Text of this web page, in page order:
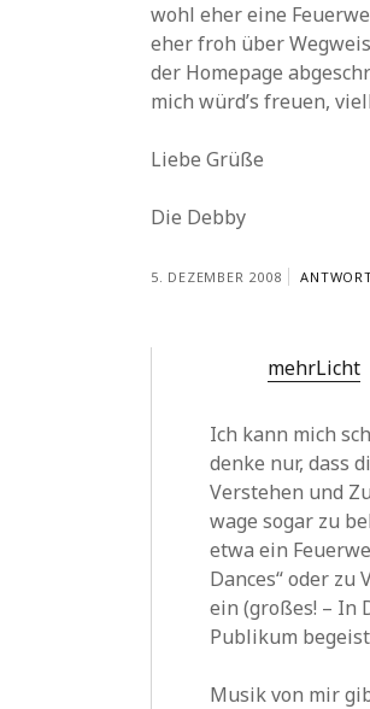
wohl eher eine
eher froh über
der Homepage
mich würd’s freuen,
Liebe Grüße
Die Debby
5. DEZEMBER 2008
mehrLicht
Ich kann mich
denke nur, dass
Verstehen und
wage sogar zu
etwa ein
Dances“ oder zu
ein (großes! – In
Publikum
Musik von mir